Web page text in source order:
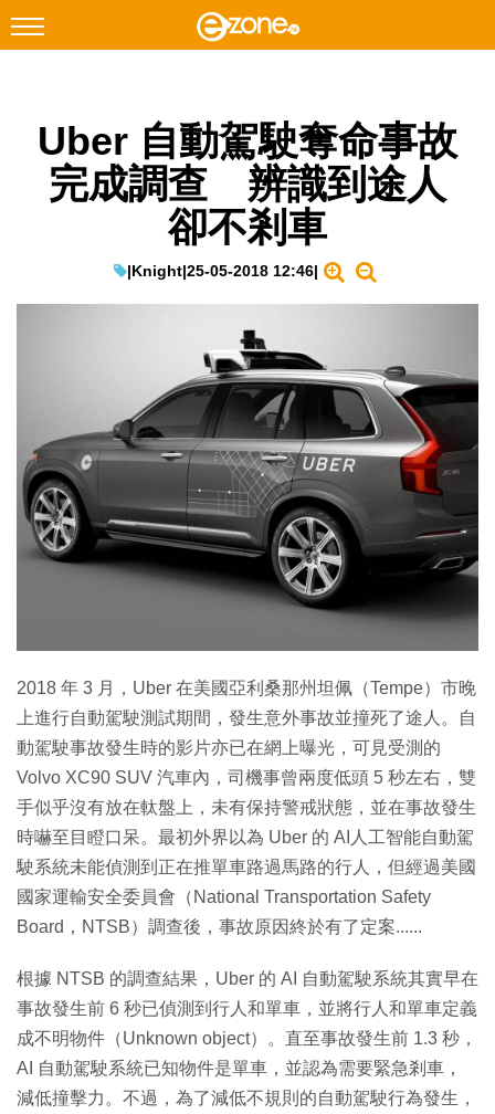
Facebook Instagram
科技焦點
教學評測
生成式AI與雲端應用
Enterprise Digital Transformation
特集
Uber 自動駕駛奪命事故
完成調查 辨識到途人
卻不剎車
|Knight|25-05-2018 12:46|
2018 年 3 月，Uber 在美國亞利桑那州坦佩（Tempe）市晚
上進行自動駕駛測試期間，發生意外事故並撞死了途人。自
動駕駛事故發生時的影片亦已在網上曝光，可見受測的
Volvo XC90 SUV 汽車內，司機事曾兩度低頭 5 秒左右，雙
手似乎沒有放在軚盤上，未有保持警戒狀態，並在事故發生
時嚇至目瞪口呆。最初外界以為 Uber 的 AI人工智能自動駕
駛系統未能偵測到正在推單車路過馬路的行人，但經過美國
國家運輸安全委員會（National Transportation Safety
Board，NTSB）調查後，事故原因終於有了定案......
根據 NTSB 的調查結果，Uber 的 AI 自動駕駛系統其實早在
事故發生前 6 秒已偵測到行人和單車，並將行人和單車定義
成不明物件（Unknown object）。直至事故發生前 1.3 秒，
AI 自動駕駛系統已知物件是單車，並認為需要緊急剎車，
減低撞擊力。不過，為了減低不規則的自動駕駛行為發生，